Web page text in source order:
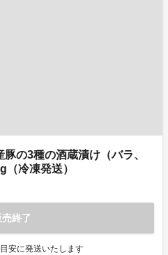
豚の3種の酒蔵漬け（バラ、
（冷凍発送）
売終了
安に発送いたします